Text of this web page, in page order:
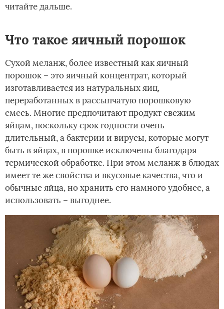
читайте дальше.
Что такое яичный порошок
Сухой меланж, более известный как яичный
порошок – это яичный концентрат, который
изготавливается из натуральных яиц,
переработанных в рассыпчатую порошковую
смесь. Многие предпочитают продукт свежим
яйцам, поскольку срок годности очень
длительный, а бактерии и вирусы, которые могут
быть в яйцах, в порошке исключены благодаря
термической обработке. При этом меланж в блюдах
имеет те же свойства и вкусовые качества, что и
обычные яйца, но хранить его намного удобнее, а
использовать – выгоднее.